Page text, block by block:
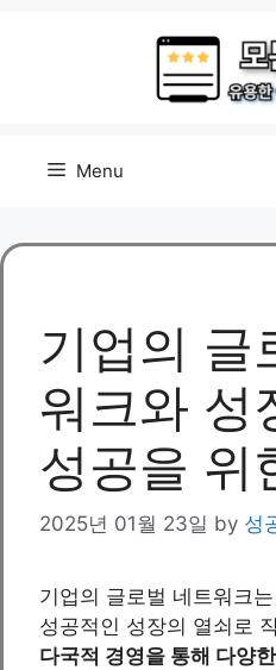
Menu
기업의 글
워크와 성
성공을 위
2025년 01월 23일 by 성
기업의 글로벌 네트워크
성공적인 성장의 열쇠로
다국적 경영을 통해 다양